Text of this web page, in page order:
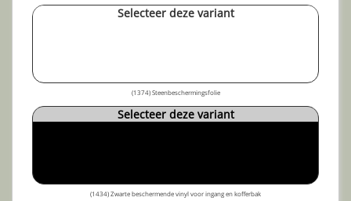
Selecteer deze variant
(1374) Steenbeschermingsfolie
Selecteer deze variant
(1434) Zwarte beschermende vinyl voor ingang en kofferbak